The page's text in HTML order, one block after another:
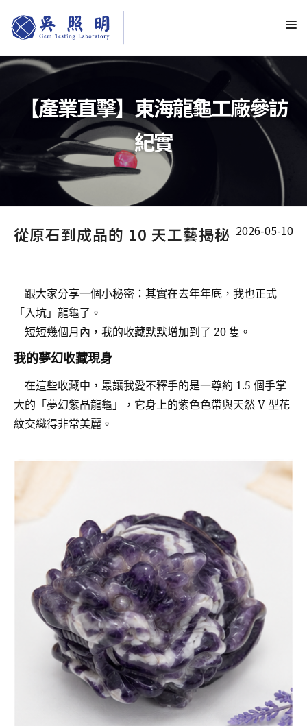
【產業直擊】東海龍龜工廠參訪
紀實
2026-05-10
從原石到成品的 10 天工藝揭秘
跟大家分享一個小秘密：其實在去年年底，我也正式
「入坑」龍龜了。
短短幾個月內，我的收藏默默增加到了 20 隻。
我的夢幻收藏現身
在這些收藏中，最讓我愛不釋手的是一尊約 1.5 個手掌
大的「夢幻紫晶龍龜」，它身上的紫色色帶與天然 V 型花
紋交織得非常美麗。